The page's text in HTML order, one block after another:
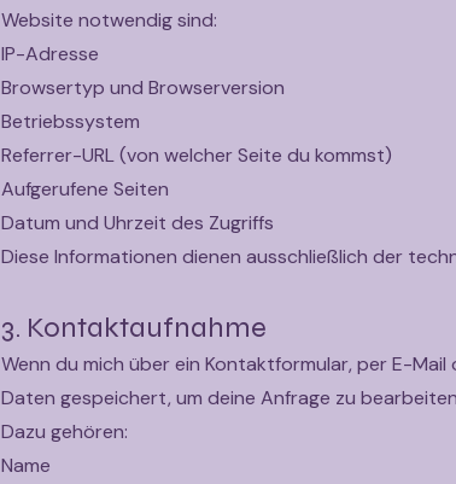
Website notwendig sind:
IP-Adresse
Browsertyp und Browserversion
Betriebssystem
Referrer-URL (von welcher Seite du kommst)
Aufgerufene Seiten
Datum und Uhrzeit des Zugriffs
Diese Informationen dienen ausschließlich der
3. Kontaktaufnahme
Wenn du mich über ein Kontaktformular, per E-
Daten gespeichert, um deine Anfrage zu
Dazu gehören:
Name